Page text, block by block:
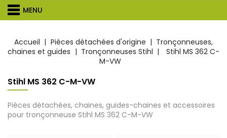
MENU
Accueil Pièces détachées d'origine
Tronçonneuses,
chaines et guides
Tronçonneuses Stihl
Stihl MS 362 C-
M-VW
Stihl MS 362 C-M-VW
Pièces détachées, chaines, guides-chaines et accessoires
pour tronçonneuse Stihl MS 362 C-M-VW